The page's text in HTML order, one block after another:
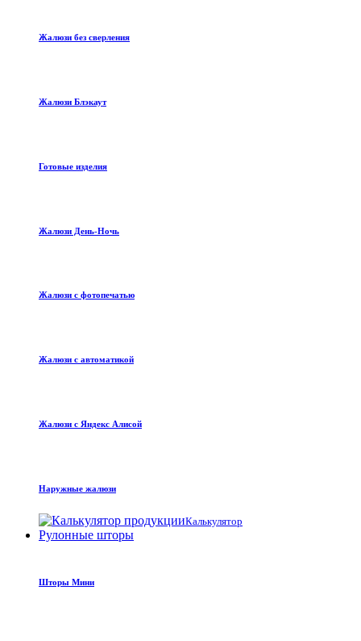
Жалюзи без сверления
Жалюзи Блэкаут
Готовые изделия
Жалюзи День-Ночь
Жалюзи с фотопечатью
Жалюзи с автоматикой
Жалюзи с Яндекс Алисой
Наружные жалюзи
Калькулятор
Рулонные шторы
Шторы Мини